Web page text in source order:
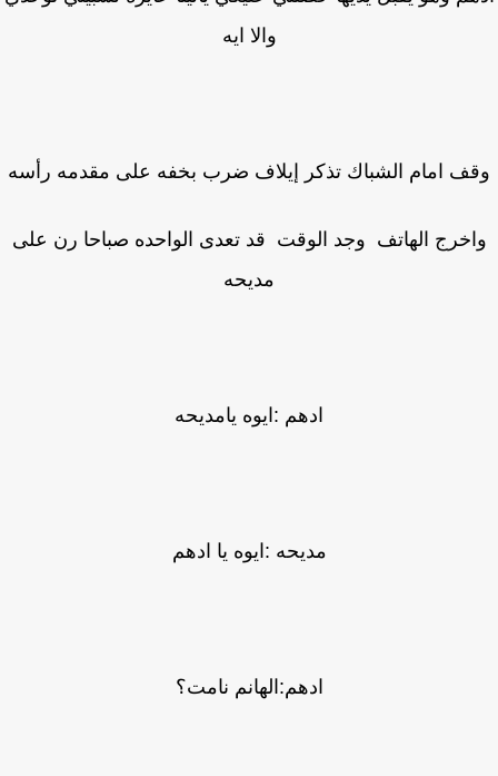
والا ايه
امام الشباك تذكر إيلاف ضرب بخفه على مقدمه رأسه
الهاتف وجد الوقت قد تعدى الواحده صباحا رن على
مديحه
ادهم :ايوه يامديحه
مديحه :ايوه يا ادهم
ادهم:الهانم نامت؟